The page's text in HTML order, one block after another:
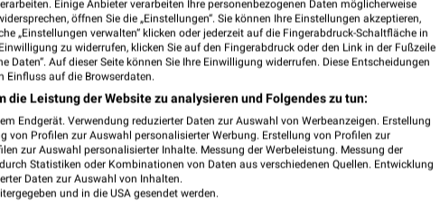
Einige Anbieter verarbeiten Ihre personenbezogenen Daten möglicherweise
öffnen Sie die „Einstellungen“. Sie können Ihre Einstellungen akzeptieren,
„Einstellungen verwalten“ klicken oder jederzeit auf die Fingerabdruck-Schaltfläche in
zu widerrufen, klicken Sie auf den Fingerabdruck oder den Link in der Fußzeile
Daten“. Auf dieser Seite können Sie Ihre Einwilligung widerrufen. Diese Entscheidungen
Einfluss auf die Browserdaten.
die Leistung der Website zu analysieren und Folgendes zu tun:
Endgerät. Verwendung reduzierter Daten zur Auswahl von Werbeanzeigen. Erstellung
von Profilen zur Auswahl personalisierter Werbung. Erstellung von Profilen zur
zur Auswahl personalisierter Inhalte. Messung der Werbeleistung. Messung der
Statistiken oder Kombinationen von Daten aus verschiedenen Quellen. Entwicklung
Daten zur Auswahl von Inhalten.
und in die USA gesendet werden.